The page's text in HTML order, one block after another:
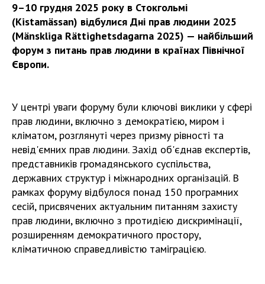
9–10 грудня 2025 року в Стокгольмі
(Kistamässan) відбулися Дні прав людини 2025
(Mänskliga Rättighetsdagarna 2025) — найбільший
форум з питань прав людини в країнах Північної
Європи.
У центрі уваги форуму були ключові виклики у сфері
прав людини, включно з демократією, миром і
кліматом, розглянуті через призму рівності та
невід'ємних прав людини. Захід об'єднав експертів,
представників громадянського суспільства,
державних структур і міжнародних організацій. В
рамках форуму відбулося понад 150 програмних
сесій, присвячених актуальним питанням захисту
прав людини, включно з протидією дискримінації,
розширенням демократичного простору,
кліматичною справедливістю таміграцією.